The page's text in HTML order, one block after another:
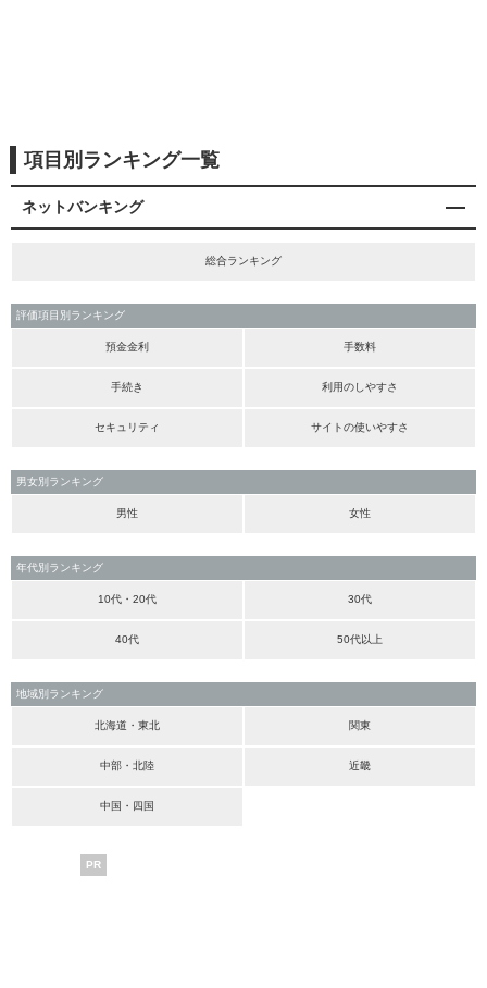
項目別ランキング一覧
ネットバンキング
総合ランキング
評価項目別ランキング
預金金利 手数料
手続き 利用のしやすさ
セキュリティ サイトの使いやすさ
男女別ランキング
男性 女性
年代別ランキング
10代・20代 30代
40代 50代以上
地域別ランキング
北海道・東北 関東
中部・北陸 近畿
中国・四国
PR